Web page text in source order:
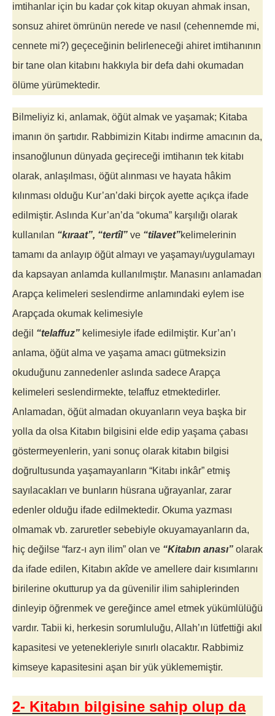
imtihanlar için bu kadar çok kitap okuyan ahmak insan,
sonsuz ahiret ömrünün nerede ve nasıl (cehennemde mi,
cennete mi?) geçeceğinin belirleneceği ahiret imtihanının
bir tane olan kitabını hakkıyla bir defa dahi okumadan
ölüme yürümektedir.
Bilmeliyiz ki, anlamak, öğüt almak ve yaşamak; Kitaba
imanın ön şartıdır. Rabbimizin Kitabı indirme amacının da,
insanoğlunun dünyada geçireceği imtihanın tek kitabı
olarak, anlaşılması, öğüt alınması ve hayata hâkim
kılınması olduğu Kur’an’daki birçok ayette açıkça ifade
edilmiştir. Aslında Kur’an’da “okuma” karşılığı olarak
kullanılan “kıraat”, “tertîl” ve “tilavet”kelimelerinin
tamamı da anlayıp öğüt almayı ve yaşamayı/uygulamayı
da kapsayan anlamda kullanılmıştır. Manasını anlamadan
Arapça kelimeleri seslendirme anlamındaki eylem ise
Arapçada okumak kelimesiyle
değil “telaffuz” kelimesiyle ifade edilmiştir. Kur’an’ı
anlama, öğüt alma ve yaşama amacı gütmeksizin
okuduğunu zannedenler aslında sadece Arapça
kelimeleri seslendirmekte, telaffuz etmektedirler.
Anlamadan, öğüt almadan okuyanların veya başka bir
yolla da olsa Kitabın bilgisini elde edip yaşama çabası
göstermeyenlerin, yani sonuç olarak kitabın bilgisi
doğrultusunda yaşamayanların “Kitabı inkâr” etmiş
sayılacakları ve bunların hüsrana uğrayanlar, zarar
edenler olduğu ifade edilmektedir. Okuma yazması
olmamak vb. zaruretler sebebiyle okuyamayanların da,
hiç değilse “farz-ı ayn ilim” olan ve “Kitabın anası” olarak
da ifade edilen, Kitabın akîde ve amellere dair kısımlarını
birilerine okutturup ya da güvenilir ilim sahiplerinden
dinleyip öğrenmek ve gereğince amel etmek yükümlülüğü
vardır. Tabii ki, herkesin sorumluluğu, Allah’ın lütfettiği akıl
kapasitesi ve yetenekleriyle sınırlı olacaktır. Rabbimiz
kimseye kapasitesini aşan bir yük yüklememiştir.
2- Kitabın bilgisine sahip olup da